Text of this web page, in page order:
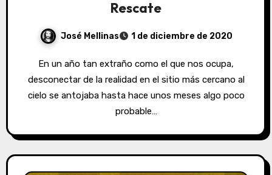
Rescate
José Mellinas 1 de diciembre de 2020
En un año tan extraño como el que nos ocupa,
desconectar de la realidad en el sitio más cercano al
cielo se antojaba hasta hace unos meses algo poco
probable…